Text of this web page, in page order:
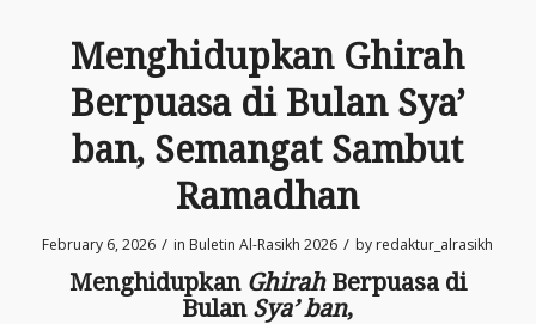
Menghidupkan Ghirah
Berpuasa di Bulan Sya’
ban, Semangat Sambut
Ramadhan
February 6, 2026 / in Buletin Al-Rasikh 2026 / by redaktur_alrasikh
Menghidupkan GhirahBerpuasa di
Bulan Sya’ ban,